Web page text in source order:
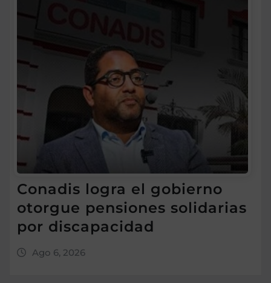
Conadis logra el gobierno
otorgue pensiones solidarias
por discapacidad
Ago 6, 2026